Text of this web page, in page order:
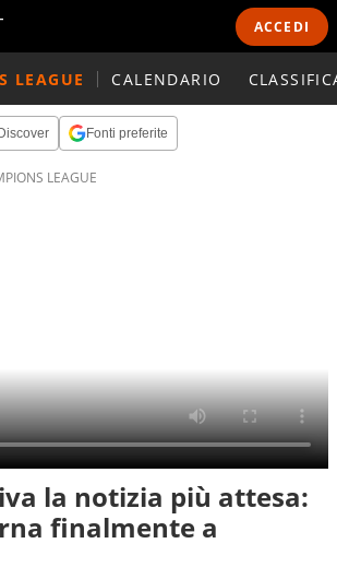
ACCEDI
LEAGUE CALENDARIO
Fonti preferite
LEAGUE
la notizia più attesa:
finalmente a